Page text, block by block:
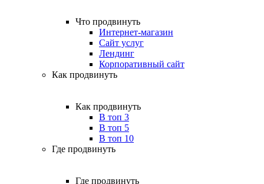
Что продвинуть
Интернет-магазин
Сайт услуг
Лендинг
Корпоративный сайт
Как продвинуть
Как продвинуть
В топ 3
В топ 5
В топ 10
Где продвинуть
Где продвинуть